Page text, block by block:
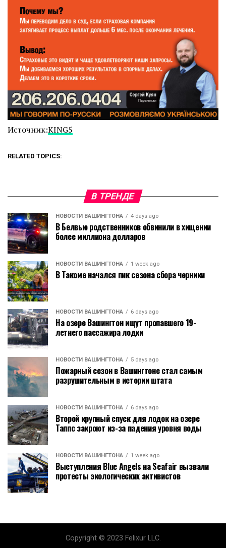
Источник:KING5
RELATED TOPICS:
В ТРЕНДЕ
НОВОСТИ ВАШИНГТОНА 4 days ago
В Белвью родственников обвинили в хищении
более миллиона долларов
НОВОСТИ ВАШИНГТОНА 1 week ago
В Такоме начался пик сезона сбора черники
НОВОСТИ ВАШИНГТОНА 6 days ago
На озере Вашингтон ищут пропавшего 19-
летнего пассажира лодки
НОВОСТИ ВАШИНГТОНА 5 days ago
Пожарный сезон в Вашингтоне стал самым
разрушительным в истории штата
НОВОСТИ ВАШИНГТОНА 6 days ago
Второй крупный спуск для лодок на озере
Таппс закроют из-за падения уровня воды
НОВОСТИ ВАШИНГТОНА 1 week ago
Выступления Blue Angels на Seafair вызвали
протесты экологических активистов
Copyright © 2023 Felixur LLC.